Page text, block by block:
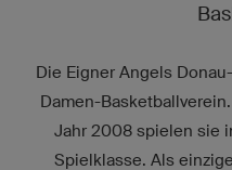
Die Eigner Angels
Damen-
Jahr 2008 spielen sie
Spielklasse. Als